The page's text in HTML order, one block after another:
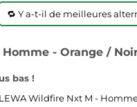
🔁 Y a-t-il de meilleures
- Orange /
bas !
Wildfire Nxt M -